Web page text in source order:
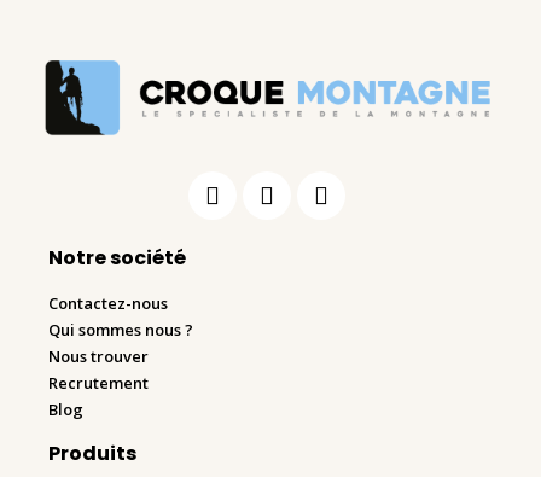
Notre société
Contactez-nous
Qui sommes nous ?
Nous trouver
Recrutement
Blog
Produits